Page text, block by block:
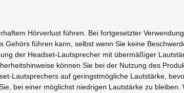
Hörverlust führen. Bei fortgesetzter
führen kann, selbst wenn Sie keine
der Headset-Lautsprecher mit übermäßiger
können Sie bei der Nutzung des
Lautsprechers auf geringstmögliche Lautstärke,
bei einer möglichst niedrigen Lautstärke zu